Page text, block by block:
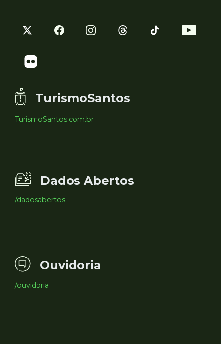
TurismoSantos
TurismoSantos.com.br
Dados Abertos
/dadosabertos
Ouvidoria
/ouvidoria